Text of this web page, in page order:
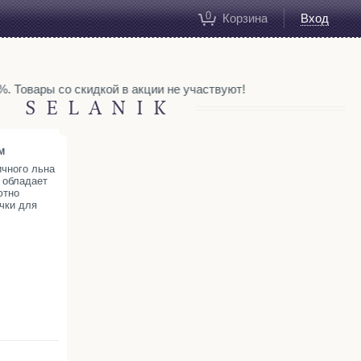
0 Корзина Вход
Товары со скидкой в акции не участвуют!
льна
для